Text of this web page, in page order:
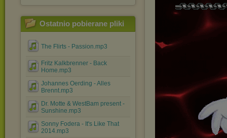
Ostatnio pobierane pliki
The Flirts - Passion.mp3
Fritz Kalkbrenner - Back
Home.mp3
Johannes Oerding - Alles
Brennt.mp3
Dr. Motte & WestBam present -
Sunshine.mp3
Sonny Fodera - It's Like That
2014.mp3